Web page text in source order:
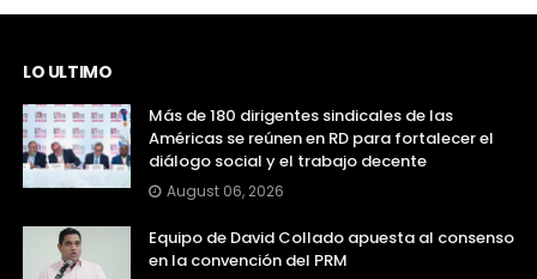
LO ULTIMO
Más de 180 dirigentes sindicales de las
Américas se reúnen en RD para fortalecer el
diálogo social y el trabajo decente
August 06, 2026
Equipo de David Collado apuesta al consenso
en la convención del PRM